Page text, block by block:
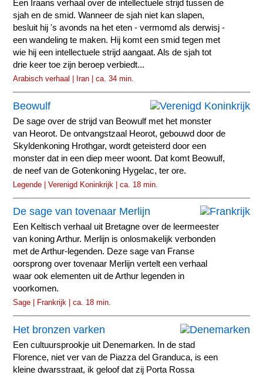
Een Iraans verhaal over de intellectuele strijd tussen de
sjah en de smid. Wanneer de sjah niet kan slapen,
besluit hij 's avonds na het eten - vermomd als derwisj -
een wandeling te maken. Hij komt een smid tegen met
wie hij een intellectuele strijd aangaat. Als de sjah tot
drie keer toe zijn beroep verbiedt...
Arabisch verhaal | Iran | ca. 34 min.
Beowulf
De sage over de strijd van Beowulf met het monster
van Heorot. De ontvangstzaal Heorot, gebouwd door de
Skyldenkoning Hrothgar, wordt geteisterd door een
monster dat in een diep meer woont. Dat komt Beowulf,
de neef van de Gotenkoning Hygelac, ter ore.
Legende | Verenigd Koninkrijk | ca. 18 min.
De sage van tovenaar Merlijn
Een Keltisch verhaal uit Bretagne over de leermeester
van koning Arthur. Merlijn is onlosmakelijk verbonden
met de Arthur-legenden. Deze sage van Franse
oorsprong over tovenaar Merlijn vertelt een verhaal
waar ook elementen uit de Arthur legenden in
voorkomen.
Sage | Frankrijk | ca. 18 min.
Het bronzen varken
Een cultuursprookje uit Denemarken. In de stad
Florence, niet ver van de Piazza del Granduca, is een
kleine dwarsstraat, ik geloof dat zij Porta Rossa